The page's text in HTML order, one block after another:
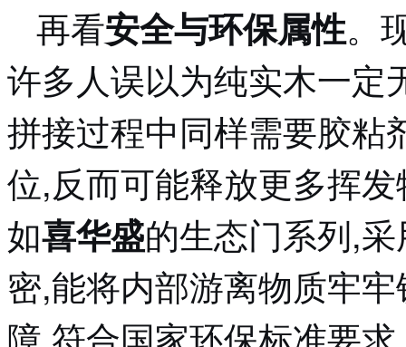
再看安全与环保属性。
许多人误以为纯实木一定
拼接过程中同样需要胶粘
位,反而可能释放更多挥
如喜华盛的生态门系列,
密,能将内部游离物质牢
障,符合国家环保标准要